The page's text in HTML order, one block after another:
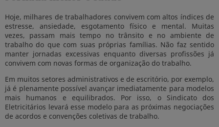
Hoje, milhares de trabalhadores convivem com altos índices de
estresse, ansiedade, esgotamento físico e mental. Muitas
vezes, passam mais tempo no trânsito e no ambiente de
trabalho do que com suas próprias famílias. Não faz sentido
manter jornadas excessivas enquanto diversas profissões já
convivem com novas formas de organização do trabalho.
Em muitos setores administrativos e de escritório, por exemplo,
já é plenamente possível avançar imediatamente para modelos
mais humanos e equilibrados. Por isso, o Sindicato dos
Eletricitários levará esse modelo para as próximas negociações
de acordos e convenções coletivas de trabalho.